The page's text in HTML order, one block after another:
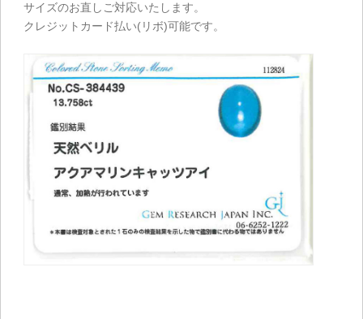
サイズのお直しご対応いたします。
クレジットカード払い(リボ)可能です。